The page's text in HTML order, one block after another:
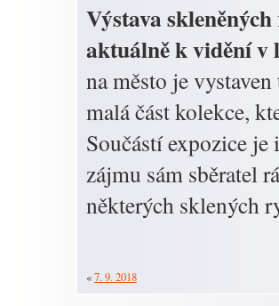
Výstava
aktuálně k vidění v
na město je
malá část kolekce,
Součástí expozice
zájmu sám sběratel
některých sklených
«7. 9. 2018